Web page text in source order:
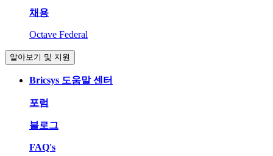
채용
Octave Federal
알아보기 및 지원
Bricsys 도움말 센터
포럼
블로그
FAQ's